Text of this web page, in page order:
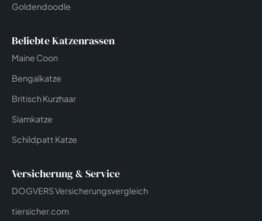
Goldendoodle
Beliebte Katzenrassen
Maine Coon
Bengalkatze
Britisch Kurzhaar
Siamkatze
Schildpatt Katze
Versicherung & Service
DOGVERS Versicherungsvergleich
tiersicher.com